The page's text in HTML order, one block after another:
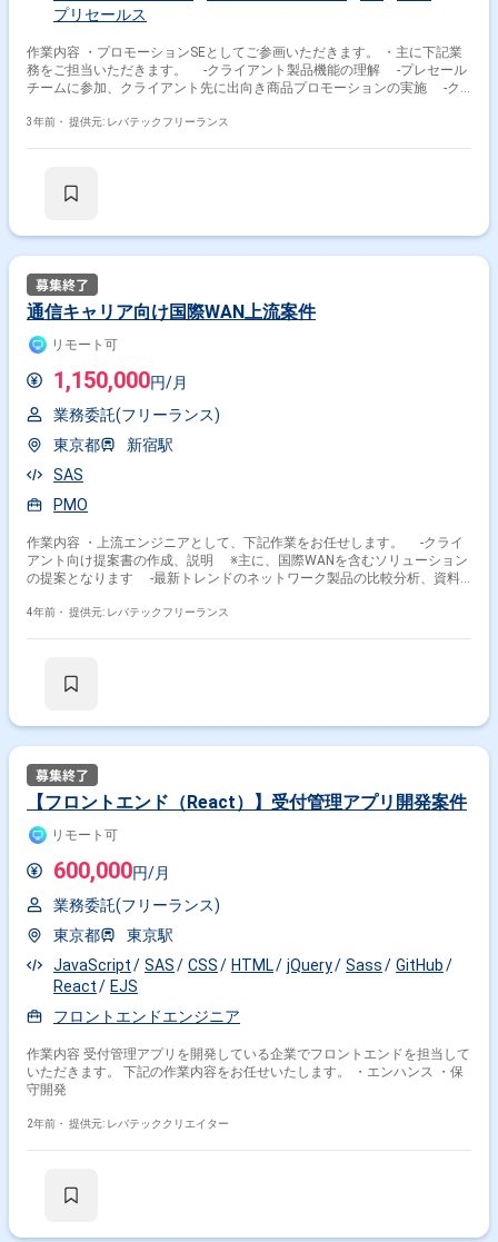
プリセールス
作業内容 ・プロモーションSEとしてご参画いただきます。 ・主に下記業
務をご担当いただきます。 -クライアント製品機能の理解 -プレセール
チームに参加、クライアント先に出向き商品プロモーションの実施 -ク
ついての情報収集
3年前・ 提供元: レバテックフリーランス
通信キャリア向け国際WAN上流案件
リモート可
1,150,000円/月
業務委託(フリーランス)
東京都
新宿駅
SAS
PMO
作業内容 ・上流エンジニアとして、下記作業をお任せします。 -クライ
アント向け提案書の作成、説明 ※主に、国際WANを含むソリューション
の提案となります -最新トレンドのネットワーク製品の比較分析、資料
グ調査等 -クライアントや同社内から寄せられる質問対応
4年前・ 提供元: レバテックフリーランス
【フロントエンド（React）】受付管理アプリ開発案件
リモート可
600,000円/月
業務委託(フリーランス)
東京都
東京駅
JavaScript
SAS CSS HTML jQuery Sass
GitHub
React
EJS
フロントエンドエンジニア
作業内容 受付管理アプリを開発している企業でフロントエンドを担当して
いただきます。 下記の作業内容をお任せいたします。 ・エンハンス ・保
守開発
2年前・ 提供元: レバテッククリエイター
その他の職種から探す